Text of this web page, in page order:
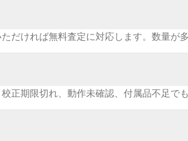
だければ無料査定に対応します。数量が
正期限切れ、動作未確認、付属品不足で